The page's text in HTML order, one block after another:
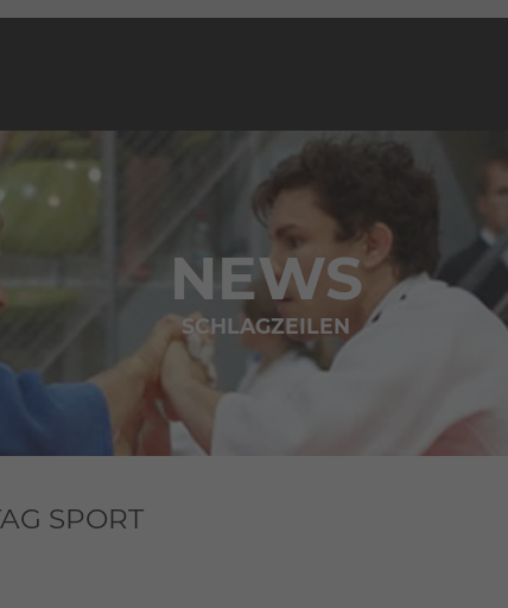
NEWS
SCHLAGZEILEN
SPORT